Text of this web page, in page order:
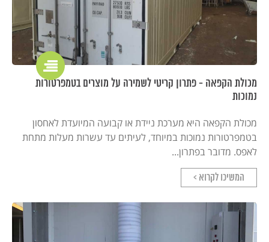
מכולת הקפאה - פתרון קריטי לשמירה על מוצרים בטמפרטורות
נמוכות
מכולת הקפאה היא מערכת ניידת או קבועה המיועדת לאחסון
בטמפרטורות נמוכות במיוחד, לעיתים עד עשרות מעלות מתחת
לאפס. מדובר בפתרון...
המשיכו לקרוא >